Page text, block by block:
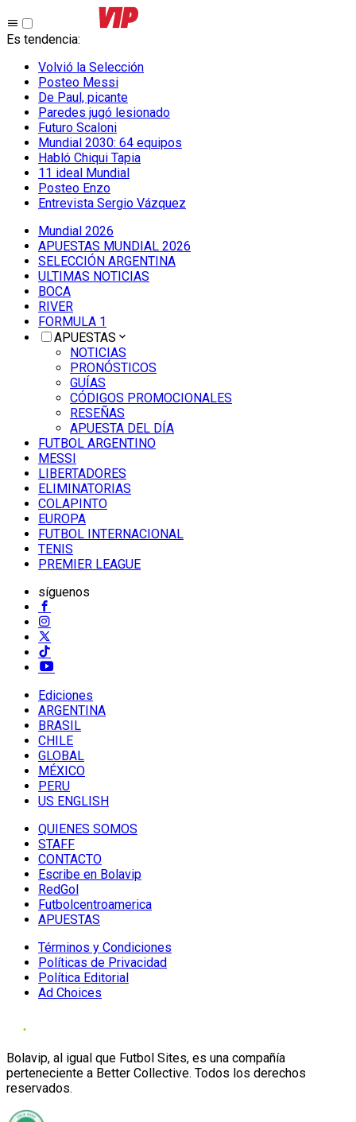
Es tendencia:
Volvió la Selección
Posteo Messi
De Paul, picante
Paredes jugó lesionado
Futuro Scaloni
Mundial 2030: 64 equipos
Habló Chiqui Tapia
11 ideal Mundial
Posteo Enzo
Entrevista Sergio Vázquez
Mundial 2026
APUESTAS MUNDIAL 2026
SELECCIÓN ARGENTINA
ULTIMAS NOTICIAS
BOCA
RIVER
FORMULA 1
APUESTAS
NOTICIAS
PRONÓSTICOS
GUÍAS
CÓDIGOS PROMOCIONALES
RESEÑAS
APUESTA DEL DÍA
FUTBOL ARGENTINO
MESSI
LIBERTADORES
ELIMINATORIAS
COLAPINTO
EUROPA
FUTBOL INTERNACIONAL
TENIS
PREMIER LEAGUE
síguenos
Ediciones
ARGENTINA
BRASIL
CHILE
GLOBAL
MÉXICO
PERU
US ENGLISH
QUIENES SOMOS
STAFF
CONTACTO
Escribe en Bolavip
RedGol
Futbolcentroamerica
APUESTAS
Términos y Condiciones
Políticas de Privacidad
Política Editorial
Ad Choices
Bolavip, al igual que Futbol Sites, es una compañía
perteneciente a Better Collective. Todos los derechos
reservados.